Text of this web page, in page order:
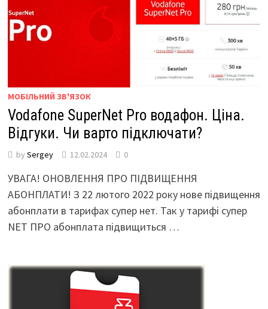
МОБІЛЬНИЙ ЗВ'ЯЗОК
Vodafone SuperNet Pro водафон. Ціна.
Відгуки. Чи варто підключати?
by Sergey 12.02.2024 0
УВАГА! ОНОВЛЕННЯ ПРО ПІДВИЩЕННЯ
АБОНПЛАТИ! З 22 лютого 2022 року нове підвищення
абонплати в тарифах супер нет. Так у тарифі супер
NET ПРО абонплата підвищиться …